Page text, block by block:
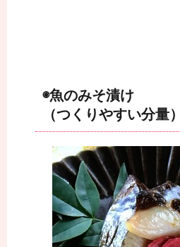
◉魚のみそ漬け
（つくりやすい分量）